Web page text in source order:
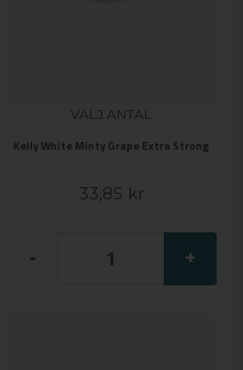
VÄLJ ANTAL
Kelly White Minty Grape Extra Strong
33,85 kr
- +